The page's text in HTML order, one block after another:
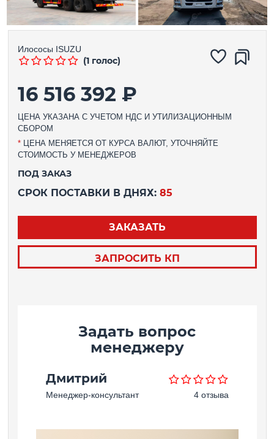
Илососы ISUZU
(1 голос)
16 516 392 ₽
ЦЕНА УКАЗАНА С УЧЕТОМ НДС И УТИЛИЗАЦИОННЫМ
СБОРОМ
*ЦЕНА МЕНЯЕТСЯ ОТ КУРСА ВАЛЮТ, УТОЧНЯЙТЕ
СТОИМОСТЬ У МЕНЕДЖЕРОВ
ПОД ЗАКАЗ
СРОК ПОСТАВКИ В ДНЯХ: 85
ЗАКАЗАТЬ
ЗАПРОСИТЬ КП
Задать вопрос
менеджеру
Дмитрий
Менеджер-консультант 4 отзыва